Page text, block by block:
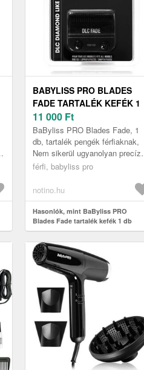
BABYLISS PRO BLADES
FADE TARTALÉK KEFÉK 1
DB
11 000 Ft
BaByliss PRO Blades Fade, 1
db, tartalék pengék férfiaknak,
Nem sikerül ugyanolyan precíz
eredményt elérnie a borotvájával,
férfi, babyliss pro
notino.hu
Hasonlók, mint BaByliss PRO
Blades Fade tartalék kefék 1 db